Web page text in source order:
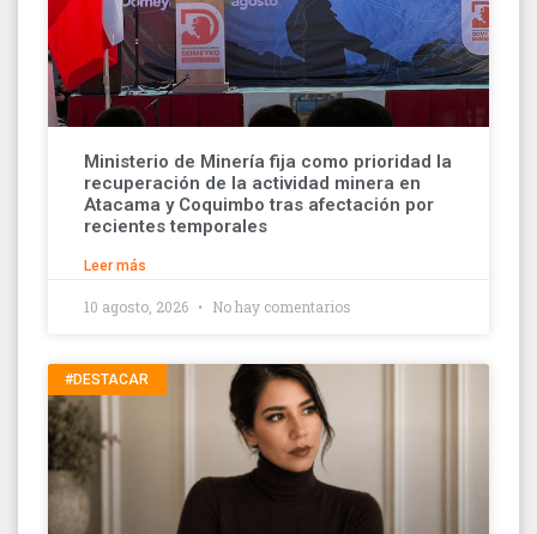
Ministerio de Minería fija como prioridad la
recuperación de la actividad minera en
Atacama y Coquimbo tras afectación por
recientes temporales
Leer más
10 agosto, 2026 No hay comentarios
#DESTACAR